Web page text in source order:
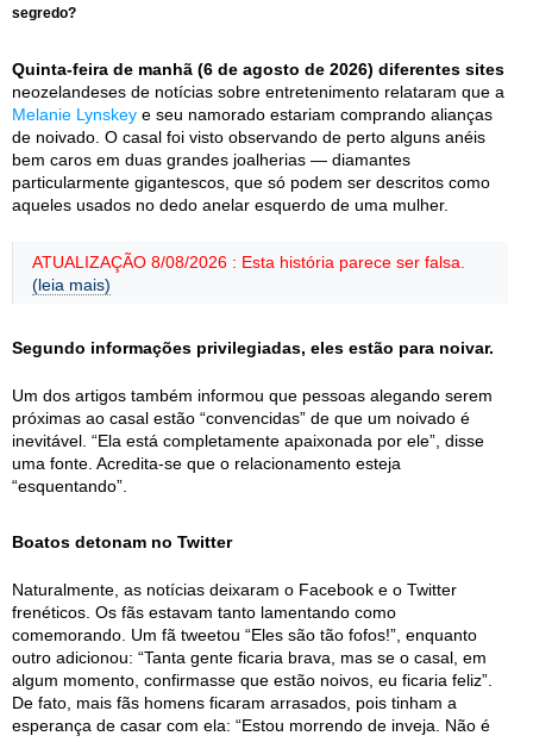
segredo?
Quinta-feira de manhã (6 de agosto de 2026) diferentes sites
neozelandeses de notícias sobre entretenimento relataram que a
Melanie Lynskey e seu namorado estariam comprando alianças
de noivado. O casal foi visto observando de perto alguns anéis
bem caros em duas grandes joalherias — diamantes
particularmente gigantescos, que só podem ser descritos como
aqueles usados no dedo anelar esquerdo de uma mulher.
ATUALIZAÇÃO 8/08/2026 : Esta história parece ser falsa.
(leia mais)
Segundo informações privilegiadas, eles estão para noivar.
Um dos artigos também informou que pessoas alegando serem
próximas ao casal estão “convencidas” de que um noivado é
inevitável. “Ela está completamente apaixonada por ele”, disse
uma fonte. Acredita-se que o relacionamento esteja
“esquentando”.
Boatos detonam no Twitter
Naturalmente, as notícias deixaram o Facebook e o Twitter
frenéticos. Os fãs estavam tanto lamentando como
comemorando. Um fã tweetou “Eles são tão fofos!”, enquanto
outro adicionou: “Tanta gente ficaria brava, mas se o casal, em
algum momento, confirmasse que estão noivos, eu ficaria feliz”.
De fato, mais fãs homens ficaram arrasados, pois tinham a
esperança de casar com ela: “Estou morrendo de inveja. Não é